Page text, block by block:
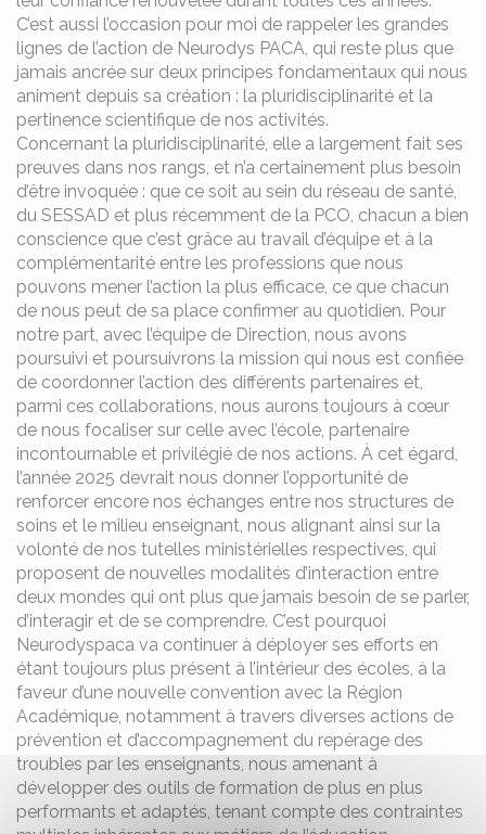
C’est aussi l’occasion pour moi de rappeler les grandes
lignes de l’action de Neurodys PACA, qui reste plus que
jamais ancrée sur deux principes fondamentaux qui nous
animent depuis sa création : la pluridisciplinarité et la
pertinence scientifique de nos activités.
Concernant la pluridisciplinarité, elle a largement fait ses
preuves dans nos rangs, et n’a certainement plus besoin
d’être invoquée : que ce soit au sein du réseau de santé,
du SESSAD et plus récemment de la PCO, chacun a bien
conscience que c’est grâce au travail d’équipe et à la
complémentarité entre les professions que nous
pouvons mener l’action la plus efficace, ce que chacun
de nous peut de sa place confirmer au quotidien. Pour
notre part, avec l’équipe de Direction, nous avons
poursuivi et poursuivrons la mission qui nous est confiée
de coordonner l’action des différents partenaires et,
parmi ces collaborations, nous aurons toujours à cœur
de nous focaliser sur celle avec l’école, partenaire
incontournable et privilégié de nos actions. À cet égard,
l’année 2025 devrait nous donner l’opportunité de
renforcer encore nos échanges entre nos structures de
soins et le milieu enseignant, nous alignant ainsi sur la
volonté de nos tutelles ministérielles respectives, qui
proposent de nouvelles modalités d’interaction entre
deux mondes qui ont plus que jamais besoin de se parler,
d’interagir et de se comprendre. C’est pourquoi
Neurodyspaca va continuer à déployer ses efforts en
étant toujours plus présent à l’intérieur des écoles, à la
faveur d’une nouvelle convention avec la Région
Académique, notamment à travers diverses actions de
prévention et d’accompagnement du repérage des
troubles par les enseignants, nous amenant à
développer des outils de formation de plus en plus
performants et adaptés, tenant compte des contraintes